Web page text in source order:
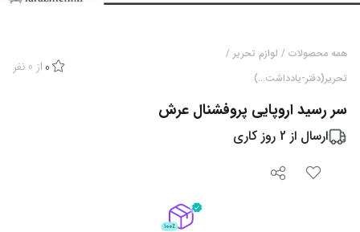
همه محصولات / لوازم تحریر /
تحریر(دفتر-یادداشت...)
0 از 0 نفر
سر رسید اروپایی پروفشنال عرش
ارسال از 2 روز کاری